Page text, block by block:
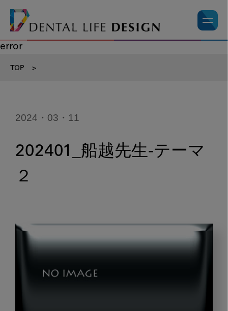
error
TOP >
2024・03・11
202401_船越先生-テーマ
２